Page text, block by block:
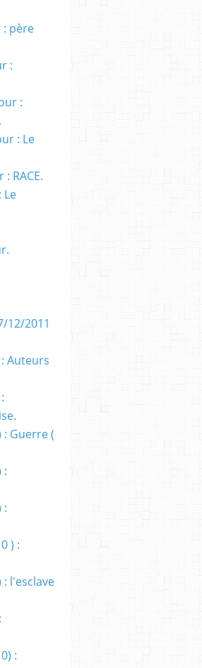
: père
:
:
: Le
RACE.
Le
12/2011
Auteurs
: Guerre (
:
:
) :
: l'esclave
: